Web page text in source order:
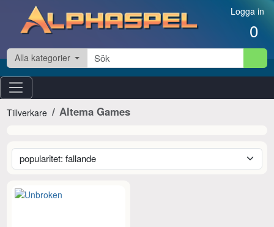
Hoppa till innehåll Logga in
0
Alla kategorier
Tillverkare Altema Games